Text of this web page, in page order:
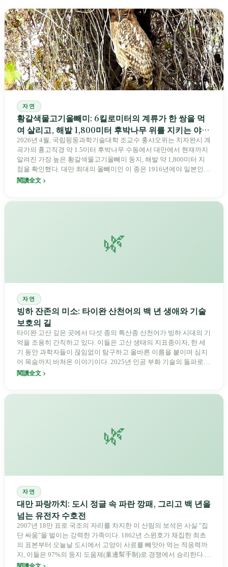
자연
황갈색물고기올빼미: 6킬로미터의 계류가 한 쌍을 먹
여 살리고, 해발 1,800미터 후박나무 위를 지키는 야행
성 맹금
2026년 4월, 국립핑둥과학기술대학 조교수 훙샤오위는 치자완시 계
곡가의 흉고직경 약 1.5미터 후박나무 수동에서 대만에서 현재까지
알려진 가장 높은 황갈색물고기올빼미 둥지, 해발 약 1,800미터 지
점을 확인했다. 대만 최대의 올빼미인 이 종은 1916년에야 일본인
학자 구로다 나가미치가 처음 기록했으며, 국립핑둥과학기술대학
閱讀全文
🌿
자연
빙하 잔존의 미소: 타이완 산천어의 백 년 생애와 기술
보호의 길
타이완 고산 깊은 곳에서 다섯 종의 특산종 산천어가 빙하 시대의 기
억을 조용히 간직하고 있다. 이들은 고산 생태의 지표종이자, 한 세
기 동안 과학자들이 끊임없이 탐구하고 올바른 이름을 붙이며 심지
어 목숨까지 바쳐온 이야기이다. 2025년 인공 부화 기술의 돌파로
이들 "미소 짓는 고산 정령"에게 새로운 희망이 찾아왔다.
閱讀全文
🌿
자연
대만 파랑까치: 도시 정글 속 파란 깡패, 그리고 백 년을
넘는 유전자 수호전
2007년 18만 표로 국조의 자리를 차지한 이 산림의 보석은 사실 "집
단 싸움"을 벌이는 강력한 가족이다. 1862년 스윈호가 채집한 최초
의 표본부터 오늘날 도시에서 고양이 사료를 빼앗아 먹는 적응력까
지, 이들은 97%의 둥지 도움제(巢邊幫手制)로 경쟁에서 승리한다.
이것은 생존, 가족 결속력, 유전자 수호전, 그리고 사람과 새가 공존